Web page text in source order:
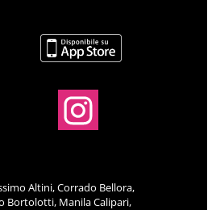
Altini, Corrado Bellora,
Bortolotti, Manila Calipari,